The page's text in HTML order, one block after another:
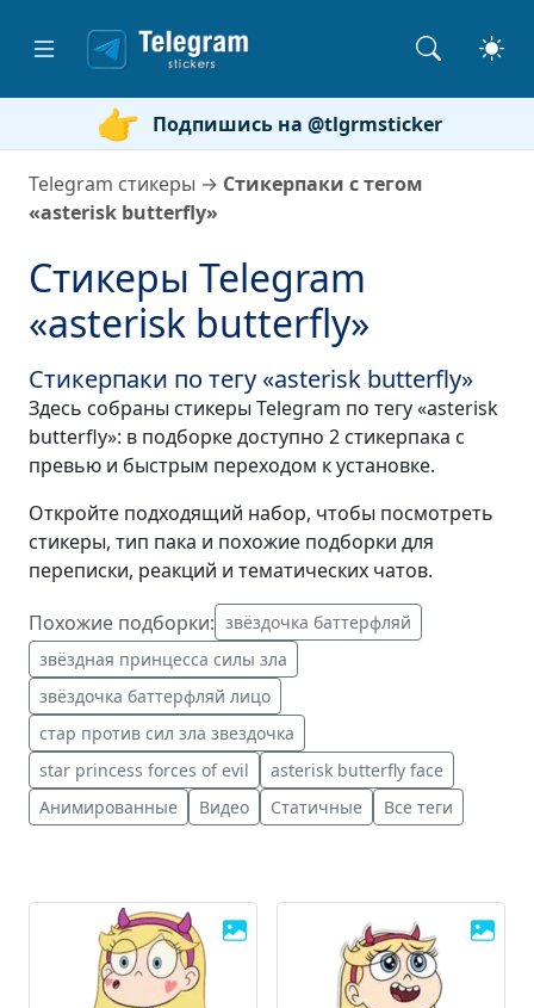
Подпишись на @tlgrmsticker
Telegram стикеры → Стикерпаки с тегом
«asterisk butterfly»
Стикеры Telegram
«asterisk butterfly»
Стикерпаки по тегу «asterisk butterfly»
Здесь собраны стикеры Telegram по тегу «asterisk
butterfly»: в подборке доступно 2 стикерпака с
превью и быстрым переходом к установке.
Откройте подходящий набор, чтобы посмотреть
стикеры, тип пака и похожие подборки для
переписки, реакций и тематических чатов.
Похожие подборки: звёздочка баттерфляй
звёздная принцесса силы зла
звёздочка баттерфляй лицо
стар против сил зла звездочка
star princess forces of evil
asterisk butterfly face
Анимированные
Видео Статичные Все теги